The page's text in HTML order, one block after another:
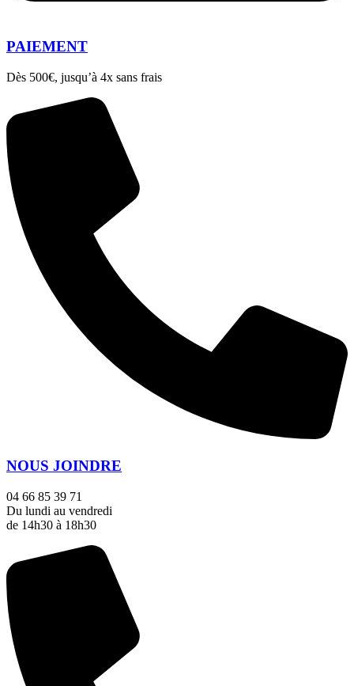
PAIEMENT
Dès 500€, jusqu’à 4x sans frais
NOUS JOINDRE
04 66 85 39 71
Du lundi au vendredi
de 14h30 à 18h30